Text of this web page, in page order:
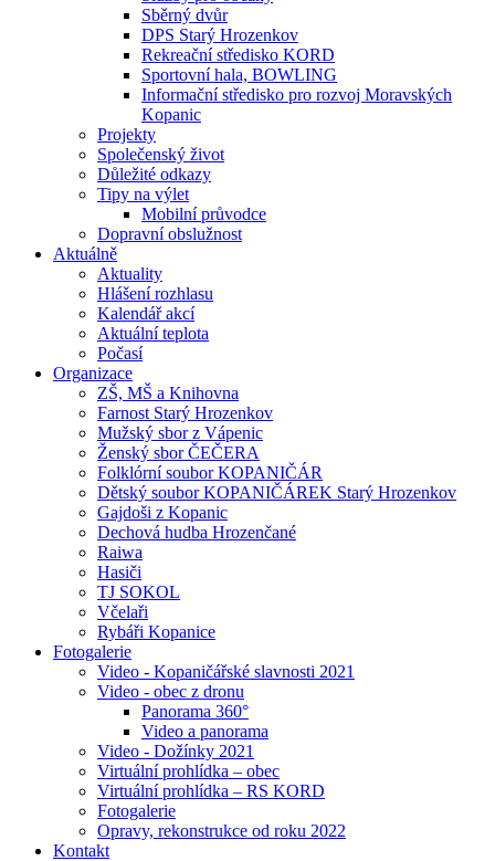
Sběrný dvůr
DPS Starý Hrozenkov
Rekreační středisko KORD
Sportovní hala, BOWLING
Informační středisko pro rozvoj Moravských
Kopanic
Projekty
Společenský život
Důležité odkazy
Tipy na výlet
Mobilní průvodce
Dopravní obslužnost
Aktuálně
Aktuality
Hlášení rozhlasu
Kalendář akcí
Aktuální teplota
Počasí
Organizace
ZŠ, MŠ a Knihovna
Farnost Starý Hrozenkov
Mužský sbor z Vápenic
Ženský sbor ČEČERA
Folklórní soubor KOPANIČÁR
Dětský soubor KOPANIČÁREK Starý Hrozenkov
Gajdoši z Kopanic
Dechová hudba Hrozenčané
Raiwa
Hasiči
TJ SOKOL
Včelaři
Rybáři Kopanice
Fotogalerie
Video - Kopaničářské slavnosti 2021
Video - obec z dronu
Panorama 360°
Video a panorama
Video - Dožínky 2021
Virtuální prohlídka – obec
Virtuální prohlídka – RS KORD
Fotogalerie
Opravy, rekonstrukce od roku 2022
Kontakt